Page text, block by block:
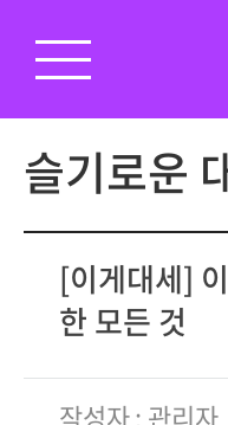
슬기로운
[이게대세]
한 모든 것
작성자 관리자